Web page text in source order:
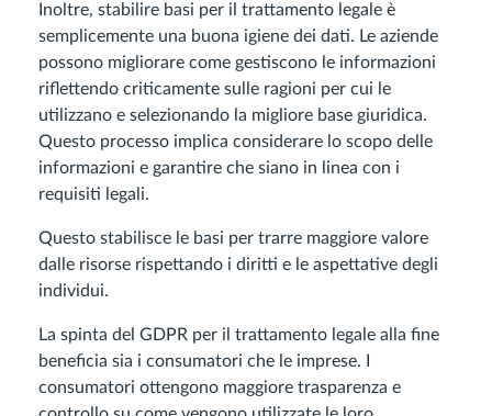
Inoltre, stabilire basi per il trattamento legale è
semplicemente una buona igiene dei dati. Le aziende
possono migliorare come gestiscono le informazioni
riflettendo criticamente sulle ragioni per cui le
utilizzano e selezionando la migliore base giuridica.
Questo processo implica considerare lo scopo delle
informazioni e garantire che siano in linea con i
requisiti legali.
Questo stabilisce le basi per trarre maggiore valore
dalle risorse rispettando i diritti e le aspettative degli
individui.
La spinta del GDPR per il trattamento legale alla fine
beneficia sia i consumatori che le imprese. I
consumatori ottengono maggiore trasparenza e